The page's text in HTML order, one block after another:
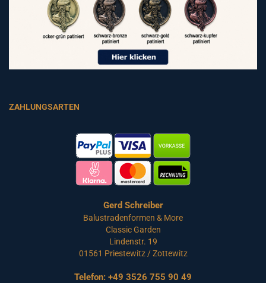
ZAHLUNGSARTEN
Gerd Schreiber
Balustradenformen & More
Classic Garden
Lindenstr. 19
01561 Priestewitz / Zottewitz
Telefon: +49 3526 755 90 49